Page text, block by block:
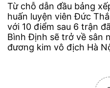
Từ chỗ dẫn đầu bảng
huấn luyện viên Đức
với 10 điểm sau 6 trận
Bình Định sẽ trở về sân
đương kim vô địch Hà